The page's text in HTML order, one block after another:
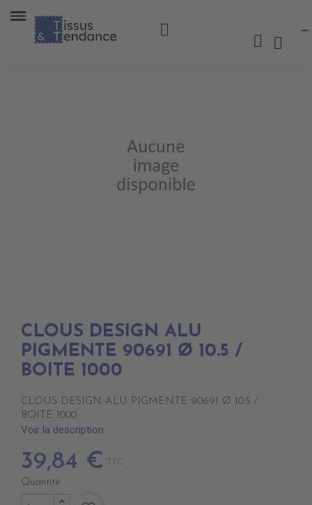
CLOUS DESIGN ALU
PIGMENTE 90691 Ø 10.5 /
BOITE 1000
CLOUS DESIGN ALU PIGMENTE 90691 Ø 10.5 /
BOITE 1000
Voir la description
39,84 € TTC
Quantité